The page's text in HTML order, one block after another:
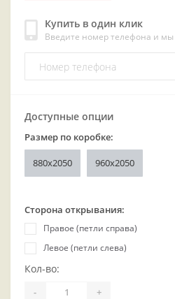
Купить в один клик
Введите номер телефона и
Доступные опции
Размер по коробке:
880x2050 960x2050
Сторона открывания:
Правое (петли справа)
Левое (петли слева)
Кол-во:
- +